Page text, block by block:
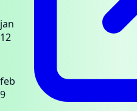
jan
12
feb
9